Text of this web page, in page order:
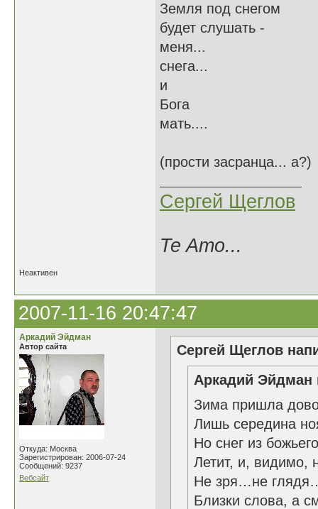
Земля под снегом
будет слушать -
меня...
снега...
и
Бога
мать....
(прости засранца... а?)
Сергей Щеглов
Te Amo...
Неактивен
2007-11-16 20:47:47
Аркадий Эйдман
Автор сайта
Откуда: Москва
Зарегистрирован: 2006-07-24
Сообщений: 9237
Вебсайт
Сергей Щеглов
Аркадий Эйдман
Зима пришла
Лишь середина
Но снег из
Летит, и, видимо,
Не зря…не
Близки слова, а